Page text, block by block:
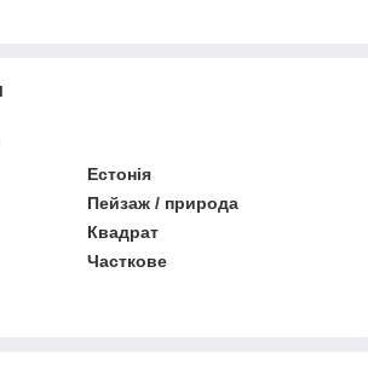
Естонія
Пейзаж / природа
Квадрат
Часткове